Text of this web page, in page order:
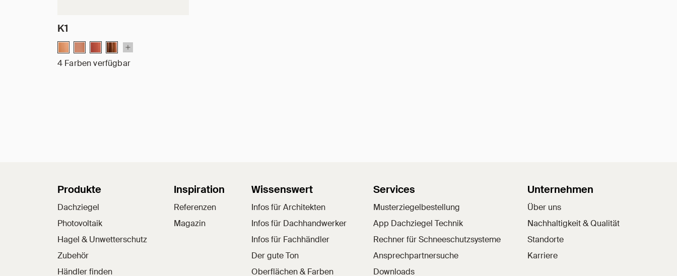
K1
4 Farben verfügbar
Sitemap
Produkte
Dachziegel
Photovoltaik
Hagel & Unwetterschutz
Zubehör
Händler finden
Inspiration
Referenzen
Magazin
Wissenswert
Infos für Architekten
Infos für Dachhandwerker
Infos für Fachhändler
Der gute Ton
Oberflächen & Farben
Services
Musterziegelbestellung
App Dachziegel Technik
Rechner für Schneeschutzsysteme
Ansprechpartnersuche
Downloads
Unternehmen
Über uns
Nachhaltigkeit & Qualität
Standorte
Karriere